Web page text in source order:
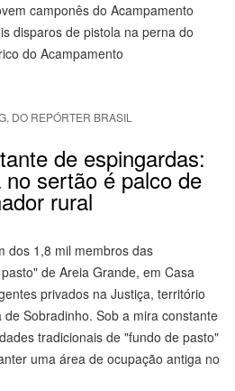
camponês do Acampamento
disparos de pistola na perna do
do Acampamento
DO REPÓRTER BRASIL
de espingardas:
sertão é palco de
rural
dos 1,8 mil membros das
de Areia Grande, em Casa
privados na Justiça, território
Sobradinho. Sob a mira constante
tradicionais de "fundo de pasto"
uma área de ocupação antiga no